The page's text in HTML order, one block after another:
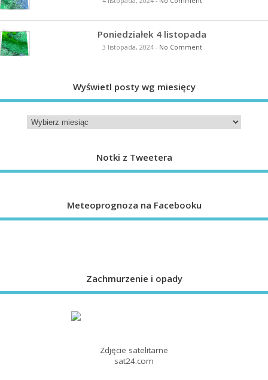
Poniedziałek 4 listopada
3 listopada, 2024- No Comment
Wyświetl posty wg miesięcy
Notki z Tweetera
Meteoprognoza na Facebooku
Zachmurzenie i opady
Zdjęcie satelitarne
sat24.com